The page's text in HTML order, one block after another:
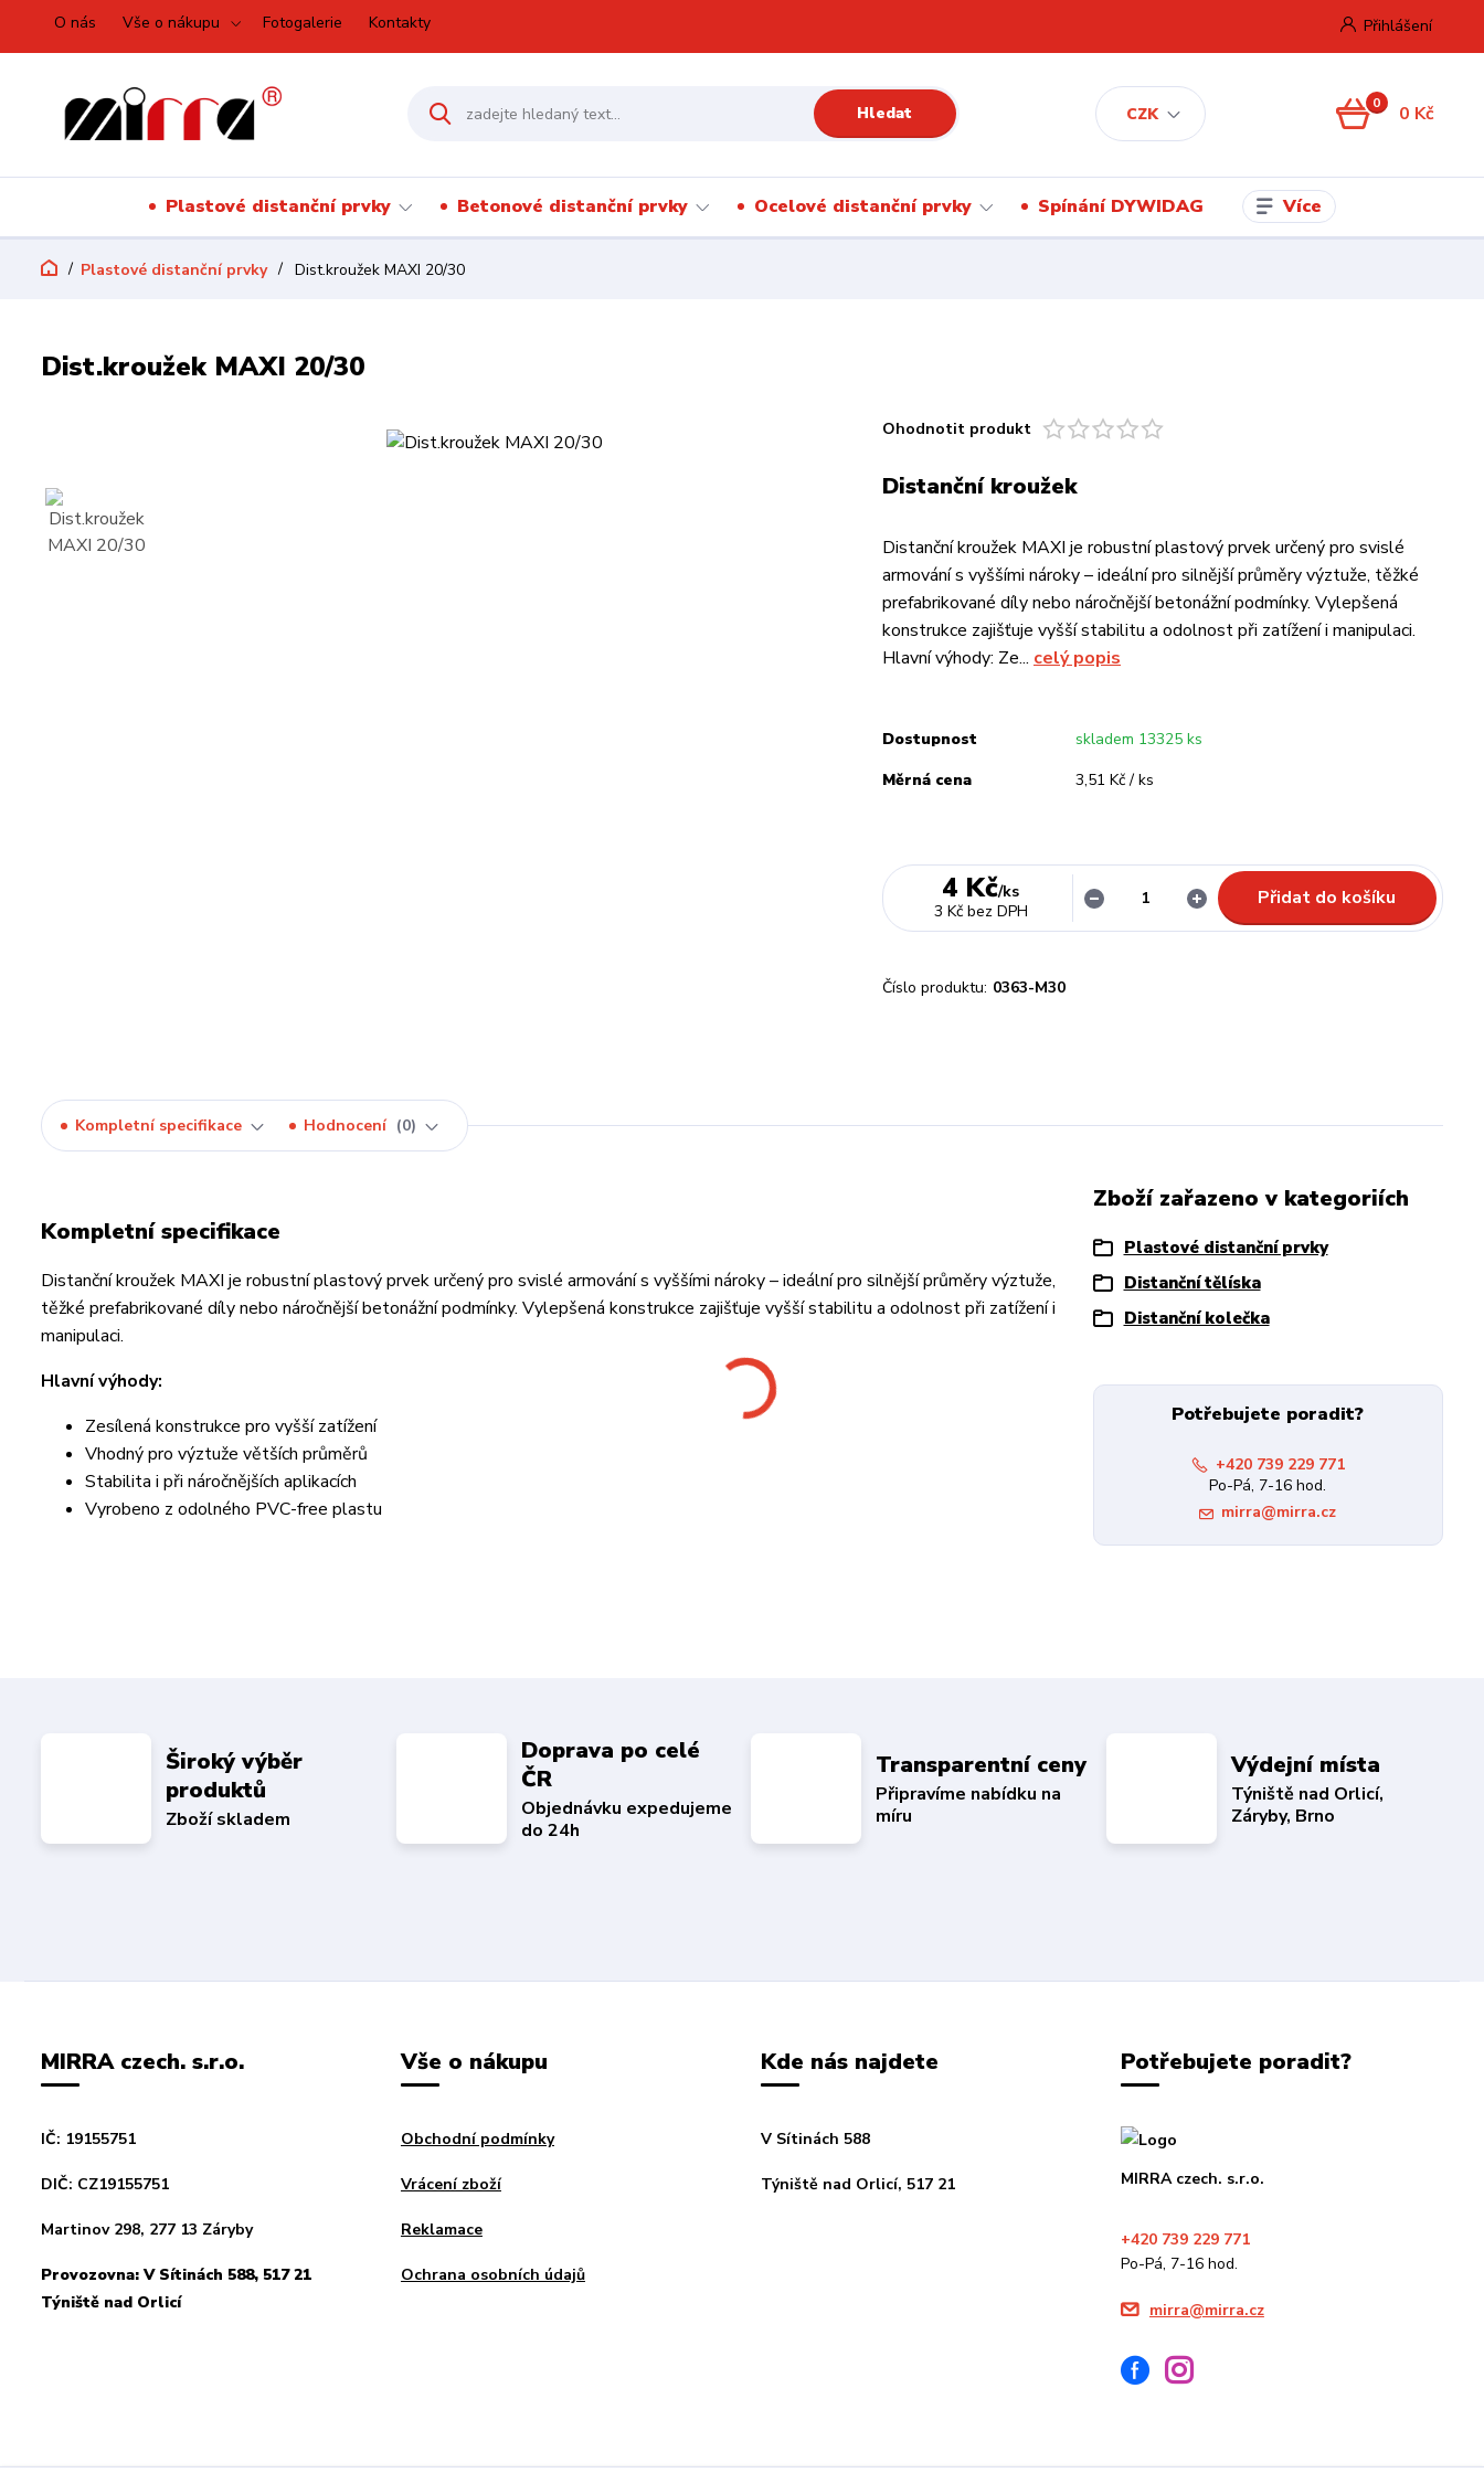
O nás Vše o nákupu Fotogalerie Kontakty
CZK
Přihlášení
Hledat 0 0 Kč
Plastové distanční prvky Betonové distanční prvky Ocelové distanční prvky Spínání DYWIDAG Více
Plastové distanční prvky Dist.kroužek MAXI 20/30
Dist.kroužek MAXI 20/30
Ohodnotit produkt
Distanční kroužek
Distanční kroužek MAXI je robustní plastový prvek určený pro svislé
armování s vyššími nároky – ideální pro silnější průměry výztuže, těžké
prefabrikované díly nebo náročnější betonážní podmínky. Vylepšená
konstrukce zajišťuje vyšší stabilitu a odolnost při zatížení i manipulaci.
Hlavní výhody: Ze... celý popis
Dostupnost
skladem 13325 ks
Měrná cena
3,51 Kč / ks
4 Kč/ks
3 Kč bez DPH
Přidat do košíku
Číslo produktu: 0363-M30
Kompletní specifikace Hodnocení 0
Kompletní specifikace
Distanční kroužek MAXI je robustní plastový prvek určený pro svislé armování s vyššími nároky – ideální pro silnější průměry výztuže,
těžké prefabrikované díly nebo náročnější betonážní podmínky. Vylepšená konstrukce zajišťuje vyšší stabilitu a odolnost při zatížení i
manipulaci.
Hlavní výhody:
Zesílená konstrukce pro vyšší zatížení
Vhodný pro výztuže větších průměrů
Stabilita i při náročnějších aplikacích
Vyrobeno z odolného PVC-free plastu
Zboží zařazeno v kategoriích
Plastové distanční prvky
Distanční tělíska
Distanční kolečka
Potřebujete poradit?
+420 739 229 771
Po-Pá, 7-16 hod.
mirra@mirra.cz
Široký výběr
produktů
Zboží skladem
Doprava po celé
ČR
Objednávku expedujeme
do 24h
Transparentní ceny
Připravíme nabídku na
míru
Výdejní místa
Týniště nad Orlicí,
Záryby, Brno
MIRRA czech. s.r.o.
IČ: 19155751
DIČ: CZ19155751
Martinov 298, 277 13 Záryby
Provozovna: V Sítinách 588, 517 21
Týniště nad Orlicí
Vše o nákupu
Obchodní podmínky
Vrácení zboží
Reklamace
Ochrana osobních údajů
Kde nás najdete
V Sítinách 588
Týniště nad Orlicí, 517 21
Potřebujete poradit?
MIRRA czech. s.r.o.
+420 739 229 771
Po-Pá, 7-16 hod.
mirra@mirra.cz